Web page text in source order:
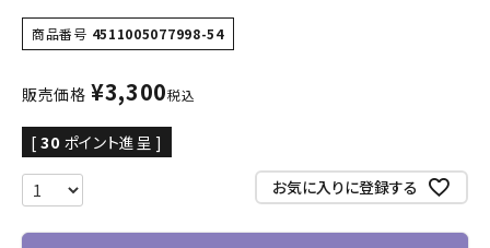
商品番号 4511005077998-54
販売価格 ¥3,300税込
[ 30 ポイント進呈 ]
お気に入りに登録する